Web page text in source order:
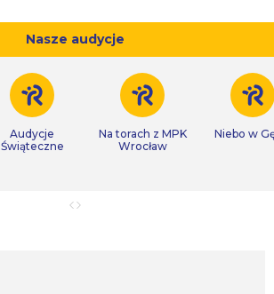
Nasze audycje
Audycje
Świąteczne
Na torach z MPK
Wrocław
Niebo w